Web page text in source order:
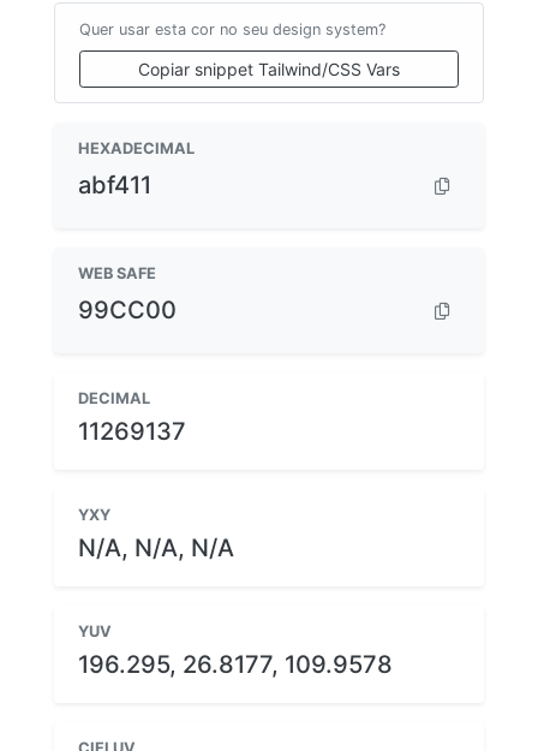
Quer usar esta cor no seu design system?
Copiar snippet Tailwind/CSS Vars
HEXADECIMAL
abf411
WEB SAFE
99CC00
DECIMAL
11269137
YXY
N/A, N/A, N/A
YUV
196.295, 26.8177, 109.9578
CIELUV